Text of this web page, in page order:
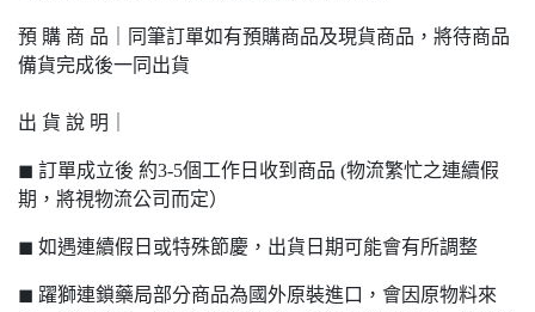
預 購 商 品｜同筆訂單如有預購商品及現貨商品，將待商品
備貨完成後一同出貨
出 貨 說 明｜
◼ 訂單成立後 約3-5個工作日收到商品 (物流繁忙之連續假
期，將視物流公司而定）
◼ 如遇連續假日或特殊節慶，出貨日期可能會有所調整
◼ 躍獅連鎖藥局部分商品為國外原裝進口，會因原物料來